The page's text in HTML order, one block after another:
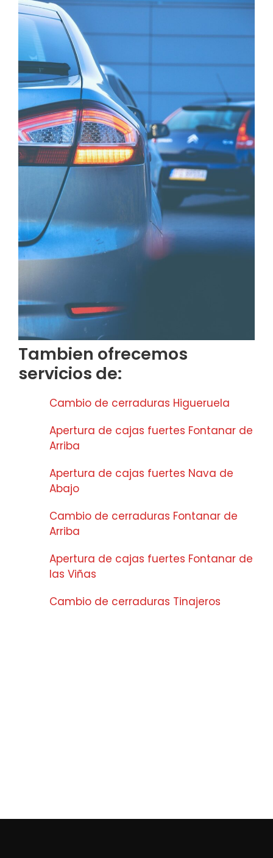
Tambien ofrecemos
servicios de:
Cambio de cerraduras Higueruela
Apertura de cajas fuertes Fontanar de
Arriba
Apertura de cajas fuertes Nava de
Abajo
Cambio de cerraduras Fontanar de
Arriba
Apertura de cajas fuertes Fontanar de
las Viñas
Cambio de cerraduras Tinajeros